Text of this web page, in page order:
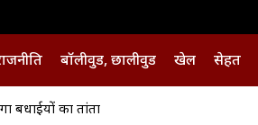
बॉलीवुड, छालीवुड खेल सेहत
बधाईयों का तांता